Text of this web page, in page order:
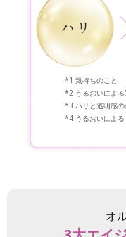
気持ちのこと
うるおいによ
ハリと透明感
うるおいによる
オ